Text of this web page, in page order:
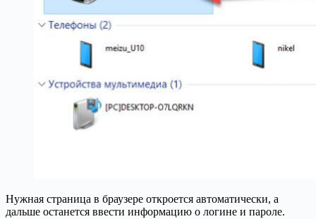
Нужная страница в браузере откроется автоматически, а
дальше останется ввести информацию о логине и пароле.